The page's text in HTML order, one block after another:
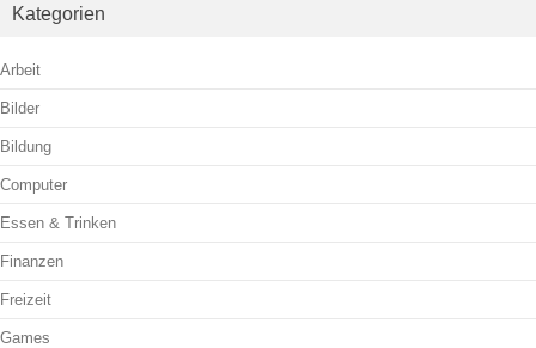
Kategorien
Arbeit
Bilder
Bildung
Computer
Essen & Trinken
Finanzen
Freizeit
Games